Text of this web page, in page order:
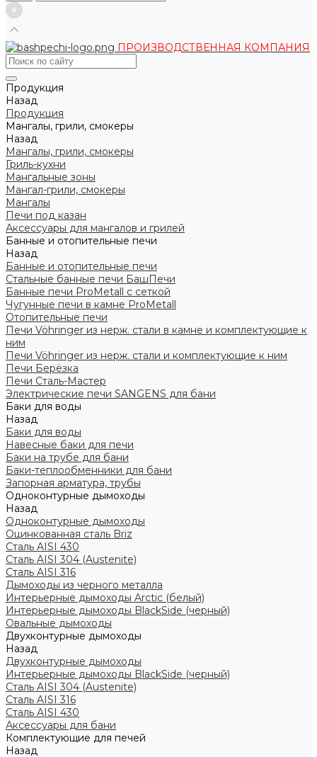
ПРОИЗВОДСТВЕННАЯ КОМПАНИЯ
Продукция
Назад
Продукция
Мангалы, грили, смокеры
Назад
Мангалы, грили, смокеры
Гриль-кухни
Мангальные зоны
Мангал-грили, смокеры
Мангалы
Печи под казан
Аксессуары для мангалов и грилей
Банные и отопительные печи
Назад
Банные и отопительные печи
Стальные банные печи БашПечи
Банные печи ProMetall с сеткой
Чугунные печи в камне ProMetall
Отопительные печи
Печи Vöhringer из нерж. стали в камне и комплектующие к
ним
Печи Vöhringer из нерж. стали и комплектующие к ним
Печи Берёзка
Печи Сталь-Мастер
Электрические печи SANGENS для бани
Баки для воды
Назад
Баки для воды
Навесные баки для печи
Баки на трубе для бани
Баки-теплообменники для бани
Запорная арматура, трубы
Одноконтурные дымоходы
Назад
Одноконтурные дымоходы
Оцинкованная сталь Briz
Сталь AISI 430
Сталь AISI 304 (Austenite)
Сталь AISI 316
Дымоходы из черного металла
Интерьерные дымоходы Arctic (белый)
Интерьерные дымоходы BlackSide (черный)
Овальные дымоходы
Двухконтурные дымоходы
Назад
Двухконтурные дымоходы
Интерьерные дымоходы BlackSide (черный)
Сталь AISI 304 (Austenite)
Сталь AISI 316
Сталь AISI 430
Аксессуары для бани
Комплектующие для печей
Назад